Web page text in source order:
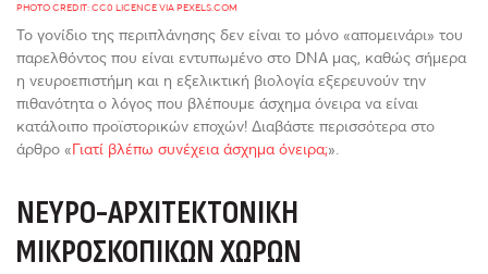
PHOTO CREDIT: CC0 LICENCE VIA PEXELS.COM
Το γονίδιο της περιπλάνησης δεν είναι το μόνο «απομεινάρι» του
παρελθόντος που είναι εντυπωμένο στο DNA μας, καθώς σήμερα
η νευροεπιστήμη και η εξελικτική βιολογία εξερευνούν την
πιθανότητα ο λόγος που βλέπουμε άσχημα όνειρα να είναι
κατάλοιπο προϊστορικών εποχών! Διαβάστε περισσότερα στο
άρθρο «Γιατί βλέπω συνέχεια άσχημα όνειρα;».
ΝΕΥΡΟ-ΑΡΧΙΤΕΚΤΟΝΙΚΉ
ΜΙΚΡΟΣΚΟΠΙΚΏΝ ΧΏΡΩΝ